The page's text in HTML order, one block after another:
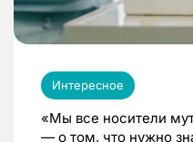
Интересное
«Мы все носители
— о том, что нужно